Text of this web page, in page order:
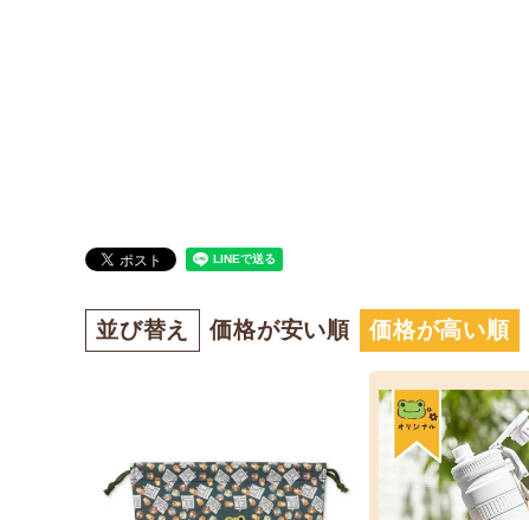
並び替え 価格が安い順 価格が高い順